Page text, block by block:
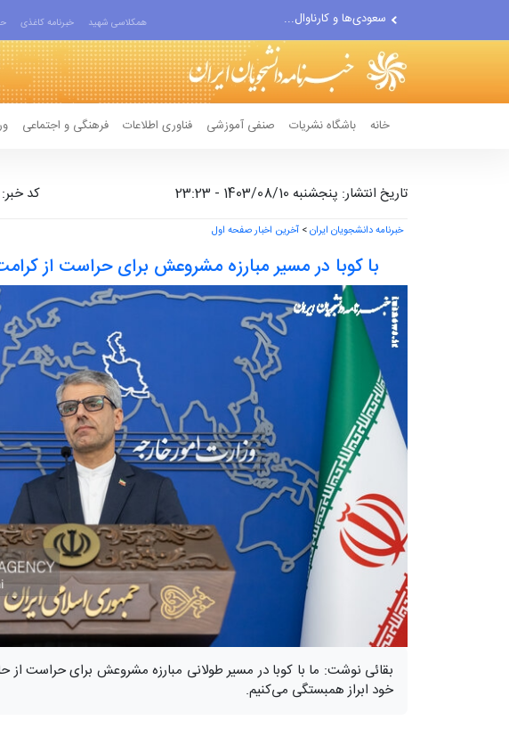
پیشنهاد ناصر هادیان در...
معامله با گرگِ آمریکایی،...
همکلاسی شهید خبرنامه کاغذی
خانه باشگاه نشریات صنفی آموزشی فناوری اطلاعات فرهنگی و اجتماعی
تاریخ انتشار: پنجشنبه 1403/08/10 - 23:23 کد خبر: 521221
خبرنامه دانشجویان ایران> آخرین اخبار صفحه اول
با کوبا در مسیر مبارزه مشروعش برای حراست از
بقائی نوشت: ‏ما با کوبا در مسیر طولانی مبارزه مشروعش برای حراست از
خود ابراز همبستگی می‌کنیم.